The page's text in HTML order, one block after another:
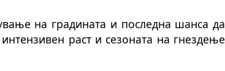
на градината и последна шанса да
раст и сезоната на гнездење